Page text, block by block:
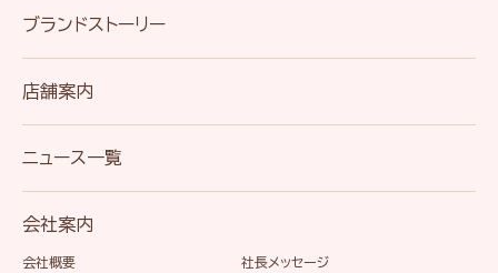
ブランドストーリー
店舗案内
ニュース一覧
会社案内
会社概要
社長メッセージ